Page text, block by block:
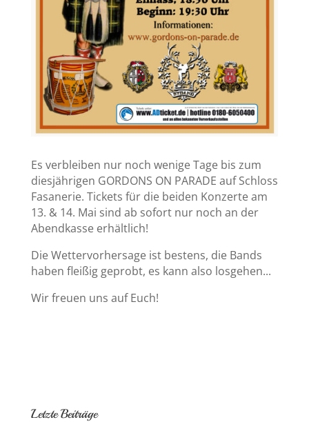
Es verbleiben nur noch wenige Tage bis zum
diesjährigen GORDONS ON PARADE auf Schloss
Fasanerie. Tickets für die beiden Konzerte am
13. & 14. Mai sind ab sofort nur noch an der
Abendkasse erhältlich!
Die Wettervorhersage ist bestens, die Bands
haben fleißig geprobt, es kann also losgehen...
Wir freuen uns auf Euch!
Letzte Beiträge